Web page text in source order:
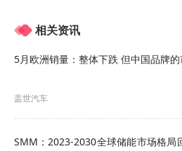
相关资讯
5月欧洲销量：整体下跌 但中国品牌
盖世汽车
SMM：2023-2030全球储能市场格局